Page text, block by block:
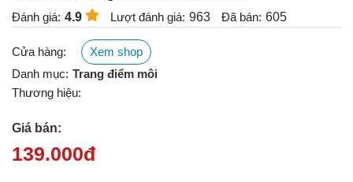
Đánh giá: 4.9 Lượt đánh giá: 963 Đã bán: 605
Cửa hàng:
Xem shop
Danh mục: Trang điểm môi
Thương hiệu:
Giá bán:
139.000đ